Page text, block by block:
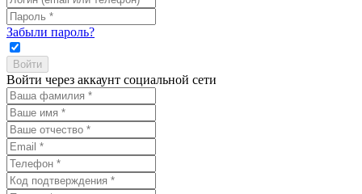
Забыли пароль?
Войти через аккаунт социальной сети